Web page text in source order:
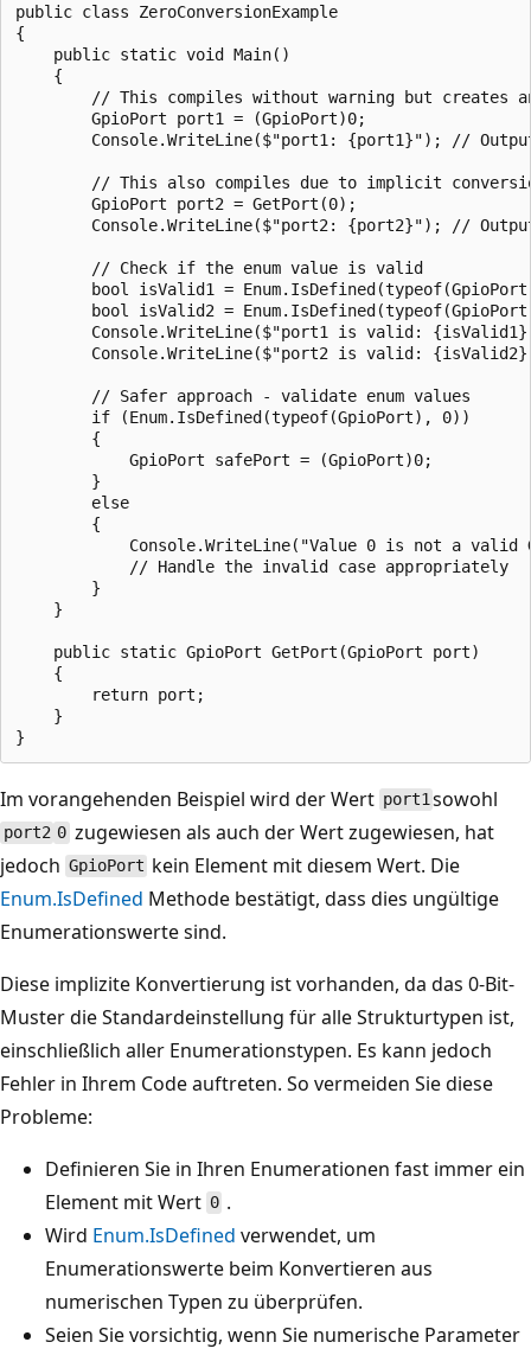
public class ZeroConversionExample
{
    public static void Main()
    {
// This compiles without warning but creates
        GpioPort port1 = (GpioPort)0;
Console.WriteLine($"port1: {port1}"); //
// This also compiles due to implicit
        GpioPort port2 = GetPort(0);
Console.WriteLine($"port2: {port2}"); //
        // Check if the enum value is valid
bool isValid1 =
bool isValid2 =
Console.WriteLine($"port1 is valid:
Console.WriteLine($"port2 is valid:
        // Safer approach - validate enum values
        if (Enum.IsDefined(typeof(GpioPort), 0))
        {
            GpioPort safePort = (GpioPort)0;
        }
        else
        {
Console.WriteLine("Value 0 is not a valid
            // Handle the invalid case appropriately
        }
    }
    public static GpioPort GetPort(GpioPort port)
    {
        return port;
    }
Im vorangehenden Beispiel wird der Wert port1sowohl
port2 0zugewiesen als auch der Wert zugewiesen, hat
jedoch GpioPort kein Element mit diesem Wert. Die
Enum.IsDefined Methode bestätigt, dass dies ungültige
Enumerationswerte sind.
Diese implizite Konvertierung ist vorhanden, da das 0-Bit-
Muster die Standardeinstellung für alle Strukturtypen ist,
einschließlich aller Enumerationstypen. Es kann jedoch
Fehler in Ihrem Code auftreten. So vermeiden Sie diese
Probleme:
Definieren Sie in Ihren Enumerationen fast immer ein
Element mit Wert 0 .
Wird Enum.IsDefined verwendet, um
Enumerationswerte beim Konvertieren aus
numerischen Typen zu überprüfen.
Seien Sie vorsichtig, wenn Sie numerische Parameter